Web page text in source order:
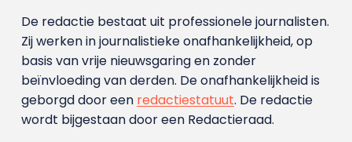
De redactie bestaat uit professionele journalisten.
Zij werken in journalistieke onafhankelijkheid, op
basis van vrije nieuwsgaring en zonder
beïnvloeding van derden. De onafhankelijkheid is
geborgd door een redactiestatuut. De redactie
wordt bijgestaan door een Redactieraad.